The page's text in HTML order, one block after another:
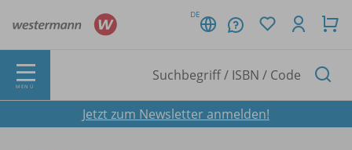
DE
MENÜ
Jetzt zum Newsletter anmelden!